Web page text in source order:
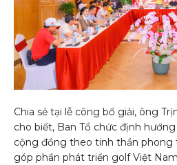
Chia sẻ tại lễ công bố giải, ông
cho biết, Ban Tổ chức định
cộng đồng theo tinh thần phong
góp phần phát triển golf Việt